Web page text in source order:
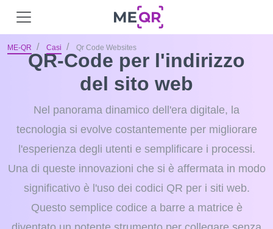
ME-QR Casi Qr Code Websites
QR-Code per l'indirizzo
del sito web
Nel panorama dinamico dell'era digitale, la
tecnologia si evolve costantemente per migliorare
l'esperienza degli utenti e semplificare i processi.
Una di queste innovazioni che si è affermata in modo
significativo è l'uso dei codici QR per i siti web.
Questo semplice codice a barre a matrice è